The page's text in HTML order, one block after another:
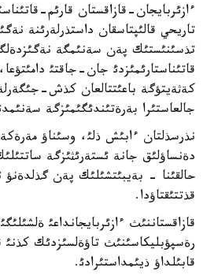
ءازئربايجان-قازاقستان قارئم-
تاريحي قالئپتاسقان داستذرلةرئنة
تذسئنئستئك پةن سةنئمگة
قاتئناستارئمئزدئ جان-جاقتئ
كةثةيتؤگة باعئتتالعان كذش-
جالعاستئرا بةرةتئندئگئمئزگة
نذرسذلتان ءابئش ذلئ، وسئناؤ
دةنساؤلئق جانة ئستةرئثئزگة
حالقئنا - بةيبئتشئلئك پةن
قذتتئقتاؤدا.
قازاقستاننئث ءازئربايجانداعئ
رةسپؤبليكاسئنئث تاؤةلسئزدئك كذنئ
قابئلداؤ ذيئمداستئرادئ.